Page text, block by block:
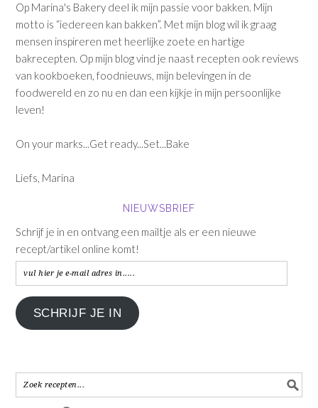
Op Marina's Bakery deel ik mijn passie voor bakken. Mijn
motto is “iedereen kan bakken”. Met mijn blog wil ik graag
mensen inspireren met heerlijke zoete en hartige
bakrecepten. Op mijn blog vind je naast recepten ook reviews
van kookboeken, foodnieuws, mijn belevingen in de
foodwereld en zo nu en dan een kijkje in mijn persoonlijke
leven!
On your marks...Get ready...Set...Bake
Liefs, Marina
NIEUWSBRIEF
Schrijf je in en ontvang een mailtje als er een nieuwe
recept/artikel online komt!
vul
hier
je
e-
in.....
SCHRIJF JE IN